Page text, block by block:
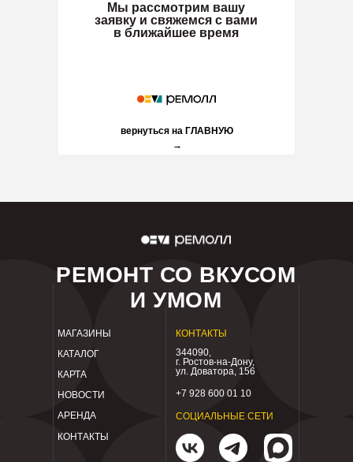
Мы рассмотрим вашу
заявку и свяжемся с вами
в ближайшее время
вернуться на ГЛАВНУЮ
→
РЕМОНТ СО ВКУСОМ
И УМОМ
МАГАЗИНЫ
НОВОСТИ
АРЕНДА
КОНТАКТЫ
КОНТАКТЫ
344090,
г. Ростов-на-Дону,
ул. Доватора, 156
+7 928 600 01 10
СОЦИАЛЬНЫЕ СЕТИ
КАТАЛОГ
КАРТА